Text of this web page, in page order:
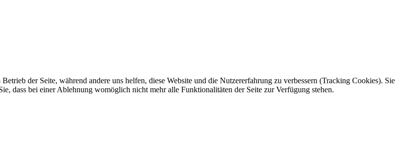
der Seite, während andere uns helfen, diese Website und die Nutzererfahrung zu verbessern (Tracking Cookies). Sie
dass bei einer Ablehnung womöglich nicht mehr alle Funktionalitäten der Seite zur Verfügung stehen.